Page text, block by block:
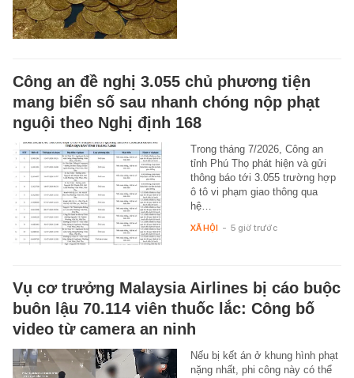
Công an đề nghị 3.055 chủ phương tiện
mang biển số sau nhanh chóng nộp phạt
nguội theo Nghị định 168
Trong tháng 7/2026, Công an
tỉnh Phú Thọ phát hiện và gửi
thông báo tới 3.055 trường hợp
ô tô vi phạm giao thông qua
hệ…
XÃ HỘI - 5 giờ trước
Vụ cơ trưởng Malaysia Airlines bị cáo buộc
buôn lậu 70.114 viên thuốc lắc: Công bố
video từ camera an ninh
Nếu bị kết án ở khung hình phạt
nặng nhất, phi công này có thể